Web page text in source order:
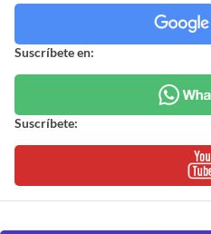
Suscríbete en:
Suscríbete: